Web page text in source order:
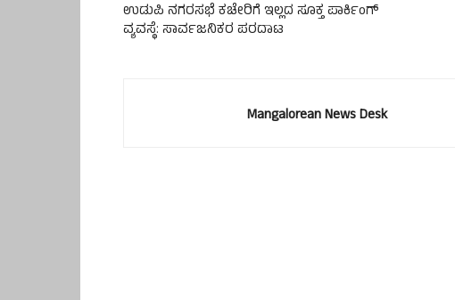
ಉಡುಪಿ ನಗರಸಭೆ ಕಚೇರಿಗೆ ಇಲ್ಲದ ಸೂಕ್ತ ಪಾರ್ಕಿಂಗ್
ವ್ಯವಸ್ಥೆ: ಸಾರ್ವಜನಿಕರ ಪರದಾಟ
Mangalorean News Desk